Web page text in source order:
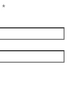
*